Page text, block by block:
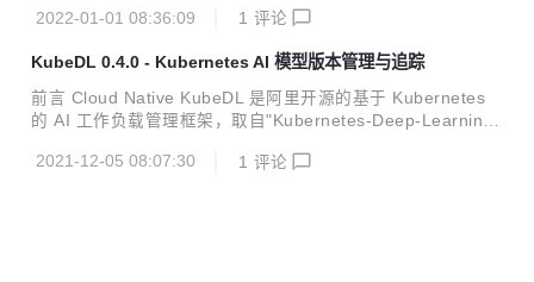
云对外开源“应用多活”中间件：AppActiv...
“Kubernetes 在过去的 12 个月取得了令人瞩目的增长——今
拥有 500 多名员工的大型组织而言，Kubernetes 和容器的采
用率猛增，这意味着 Kubernetes 已经完全满足企业的需求。
很多时候，开发人员甚至在没有意识到 Kubernetes 的情况下
就在使用它。” 云原生已经成为数字经济技术的创新基石，与
此同时，容器...
2022-01-01 08:36:09 1 评论
KubeDL 0.4.0 - Kubernetes AI 模型版本管理与追踪
前言 Cloud Native KubeDL 是阿里开源的基于 Kubernetes
的 AI 工作负载管理框架，取自"Kubernetes-Deep-Learnin
作业调度与管理的经验反哺社区。目前 KubeDL 已经进入 CN
2021-12-05 08:07:30 1 评论